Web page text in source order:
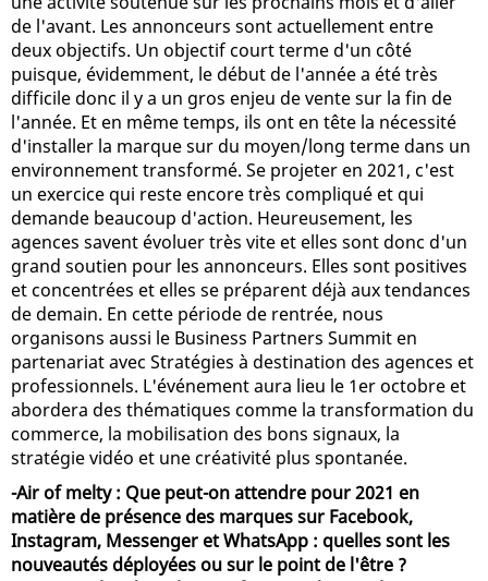
de l'avant. Les annonceurs sont actuellement entre
deux objectifs. Un objectif court terme d'un côté
puisque, évidemment, le début de l'année a été très
difficile donc il y a un gros enjeu de vente sur la fin de
l'année. Et en même temps, ils ont en tête la nécessité
d'installer la marque sur du moyen/long terme dans un
environnement transformé. Se projeter en 2021, c'est
un exercice qui reste encore très compliqué et qui
demande beaucoup d'action. Heureusement, les
agences savent évoluer très vite et elles sont donc d'un
grand soutien pour les annonceurs. Elles sont positives
et concentrées et elles se préparent déjà aux tendances
de demain. En cette période de rentrée, nous
organisons aussi le Business Partners Summit en
partenariat avec Stratégies à destination des agences et
professionnels. L'événement aura lieu le 1er octobre et
abordera des thématiques comme la transformation du
commerce, la mobilisation des bons signaux, la
stratégie vidéo et une créativité plus spontanée.
-Air of melty : Que peut-on attendre pour 2021 en
matière de présence des marques sur Facebook,
Instagram, Messenger et WhatsApp : quelles sont les
nouveautés déployées ou sur le point de l'être ?